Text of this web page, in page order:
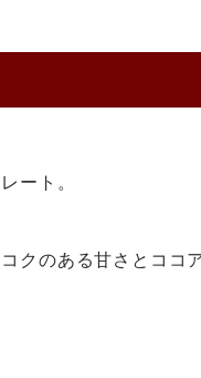
ート。
クのある甘さとココ